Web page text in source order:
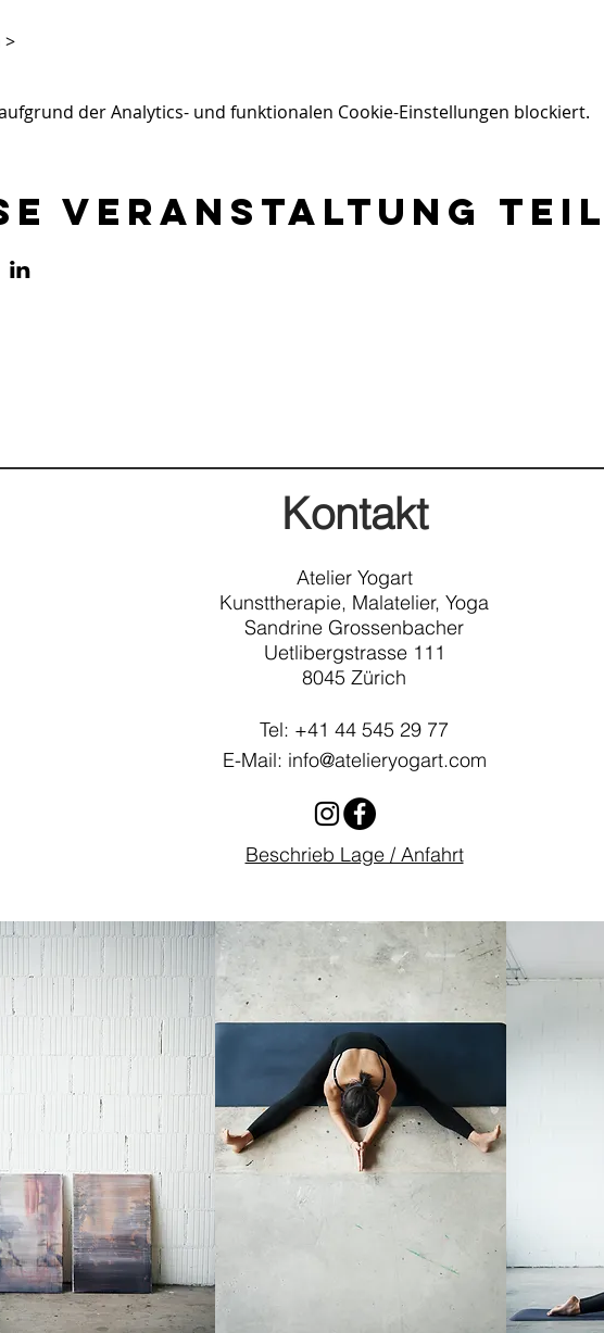
>
der Analytics- und funktionalen Cookie-Einstellungen blockiert.
Veranstaltung
Kontakt
Atelier Yogart
Kunsttherapie, Malatelier, Yoga
Sandrine Grossenbacher
Uetlibergstrasse 111
8045 Zürich
Tel: +41 44 545 29 77
E-Mail: info@atelieryogart.com
Beschrieb Lage / Anfahrt